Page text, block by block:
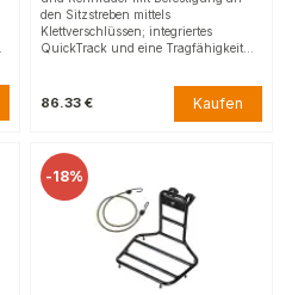
den Sitzstreben mittels
Klettverschlüssen; integriertes
QuickTrack und eine Tragfähigkeit…
86.33 € Kaufen
-18%